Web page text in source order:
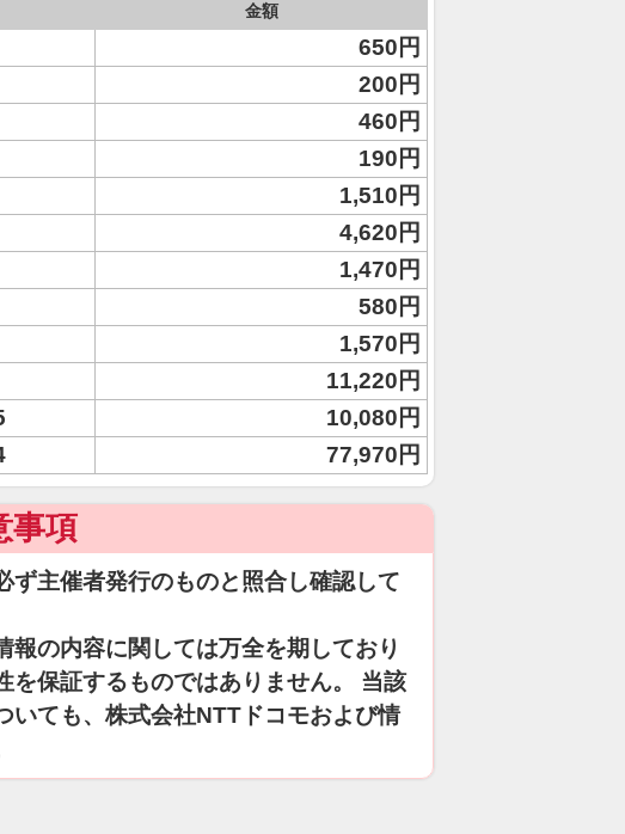
金額
650円
200円
460円
190円
1,510円
4,620円
1,470円
580円
1,570円
11,220円
10,080円
77,970円
事項
ず主催者発行のものと照合し確認して
の内容に関しては万全を期しており
を保証するものではありません。 当該
いても、株式会社NTTドコモおよび情